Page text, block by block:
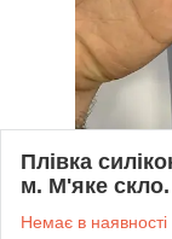
Плівка
м. М'яке скло.
Немає в наявності